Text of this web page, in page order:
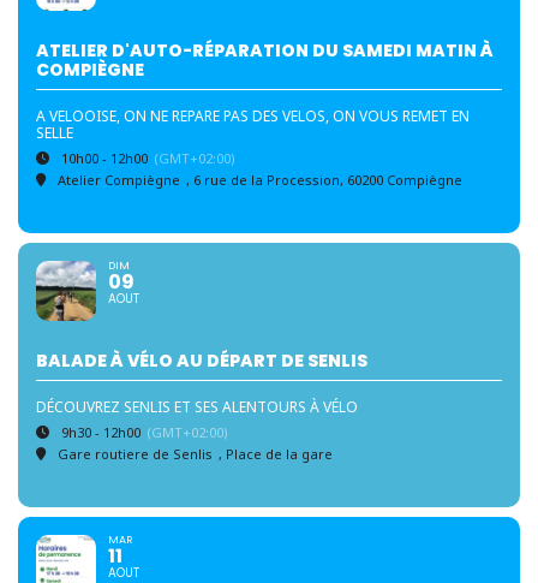
ATELIER D'AUTO-RÉPARATION DU SAMEDI MATIN À
COMPIÈGNE
A VELOOISE, ON NE REPARE PAS DES VELOS, ON VOUS REMET EN
SELLE
10h00 - 12h00 (GMT+02:00)
Atelier Compiègne , 6 rue de la Procession, 60200 Compiègne
DIM
09
AOUT
BALADE À VÉLO AU DÉPART DE SENLIS
DÉCOUVREZ SENLIS ET SES ALENTOURS À VÉLO
9h30 - 12h00 (GMT+02:00)
Gare routiere de Senlis , Place de la gare
MAR
11
AOUT